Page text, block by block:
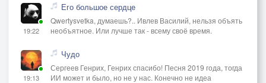
19:22
Его большое сердце
Qwertysvetka, думаешь?.. Ивлев Василий, нельзя объять
необъятное. Или лучше так - всему своё время.
19:13
Чудо
Сергеев Генрих, Генрих спасибо! Песня 2019 года, тогда
ИИ может и было, но не у нас. Конечно не идеа